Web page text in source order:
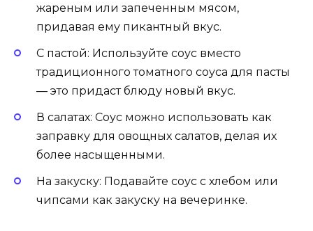
жареным или запеченным мясом,
придавая ему пикантный вкус.
С пастой: Используйте соус вместо
традиционного томатного соуса для пасты
— это придаст блюду новый вкус.
В салатах: Соус можно использовать как
заправку для овощных салатов, делая их
более насыщенными.
На закуску: Подавайте соус с хлебом или
чипсами как закуску на вечеринке.